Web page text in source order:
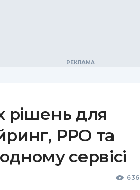
рішень для
РРО та
сервісі
636